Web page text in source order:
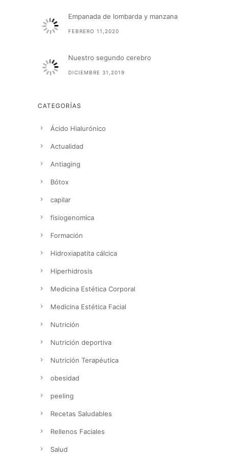
Empanada de lombarda y manzana
FEBRERO 11,2020
Nuestro segundo cerebro
DICIEMBRE 31,2019
CATEGORÍAS
Ácido Hialurónico
Actualidad
Antiaging
Bótox
capilar
fisiogenomica
Formación
Hidroxiapatita cálcica
Hiperhidrosis
Medicina Estética Corporal
Medicina Estética Facial
Nutrición
Nutrición deportiva
Nutrición Terapéutica
obesidad
peeling
Recetas Saludables
Rellenos Faciales
Salud